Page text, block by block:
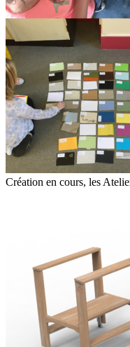
Création en cours, les